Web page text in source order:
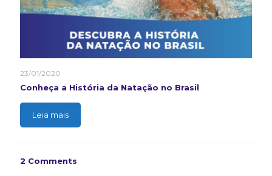
23/01/2020
Conheça a História da Natação no Brasil
Leia mais
2 Comments